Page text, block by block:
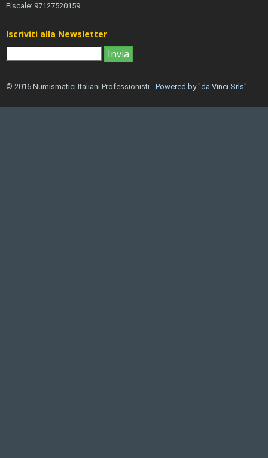
Fiscale: 97127520159
Iscriviti alla Newsletter
© 2016 Numismatici Italiani Professionisti - Powered by "da Vinci Srls"